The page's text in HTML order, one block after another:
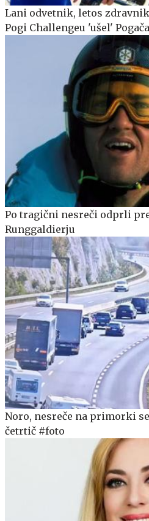
Lani odvetnik, letos
Pogi Challengeu 'ušel'
Po tragični nesreči odprli
Runggaldierju
Noro, nesreče na primorki
četrtič #foto